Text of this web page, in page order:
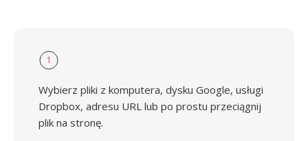
1
Wybierz pliki z komputera, dysku Google, usługi
Dropbox, adresu URL lub po prostu przeciągnij
plik na stronę.